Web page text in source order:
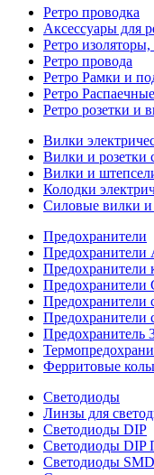
Ретро проводка
Аксессуары для
Ретро
Ретро провода
Ретро Рамки и
Ретро
Ретро розетки и
Вилки
Вилки и розетки
Вилки и
Колодки
Силовые вилки и
Предохранители
Предохранители
Предохранители
Предохранители
Предохранители
Предохранители
Предохранитель
Ферритовые
Светодиоды
Линзы для
Светодиоды DIP
Светодиоды DIP
Светодиоды SMD